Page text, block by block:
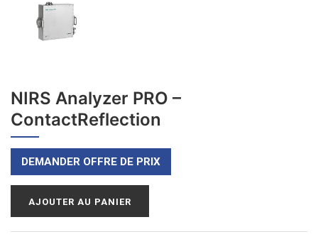
NIRS Analyzer PRO –
ContactReflection
DEMANDER OFFRE DE PRIX
AJOUTER AU PANIER